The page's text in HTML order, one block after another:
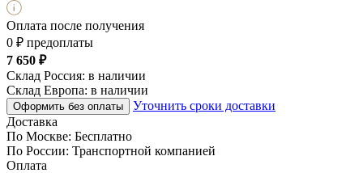
Оплата после получения
0 ₽ предоплаты
7 650 ₽
Склад Россия: в наличии
Склад Европа: в наличии
Оформить без оплаты
Уточнить сроки доставки
Доставка
По Москве: Бесплатно
По России: Транспортной компанией
Оплата